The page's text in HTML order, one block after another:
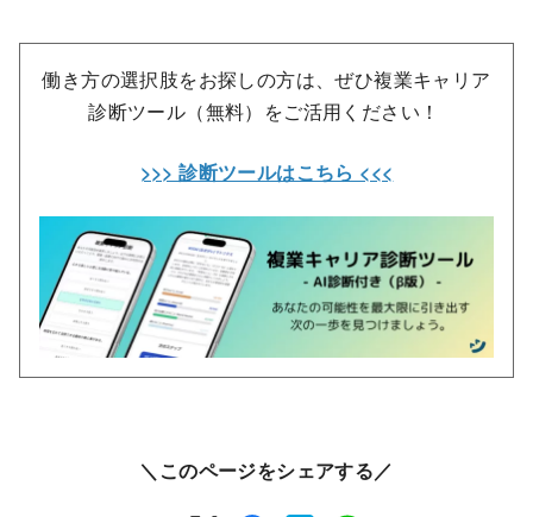
働き方の選択肢をお探しの方は、ぜひ複業キャリア
診断ツール（無料）をご活用ください！
>>> 診断ツールはこちら <<<
＼このページをシェアする／